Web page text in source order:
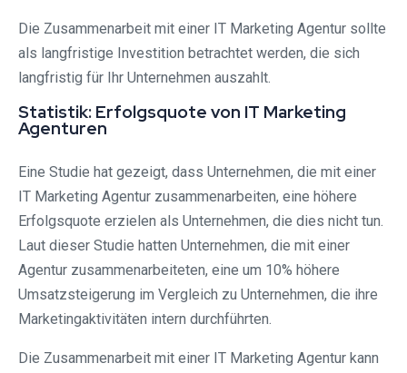
Die Zusammenarbeit mit einer IT Marketing Agentur sollte
als langfristige Investition betrachtet werden, die sich
langfristig für Ihr Unternehmen auszahlt.
Statistik: Erfolgsquote von IT Marketing
Agenturen
Eine Studie hat gezeigt, dass Unternehmen, die mit einer
IT Marketing Agentur zusammenarbeiten, eine höhere
Erfolgsquote erzielen als Unternehmen, die dies nicht tun.
Laut dieser Studie hatten Unternehmen, die mit einer
Agentur zusammenarbeiteten, eine um 10% höhere
Umsatzsteigerung im Vergleich zu Unternehmen, die ihre
Marketingaktivitäten intern durchführten.
Die Zusammenarbeit mit einer IT Marketing Agentur kann